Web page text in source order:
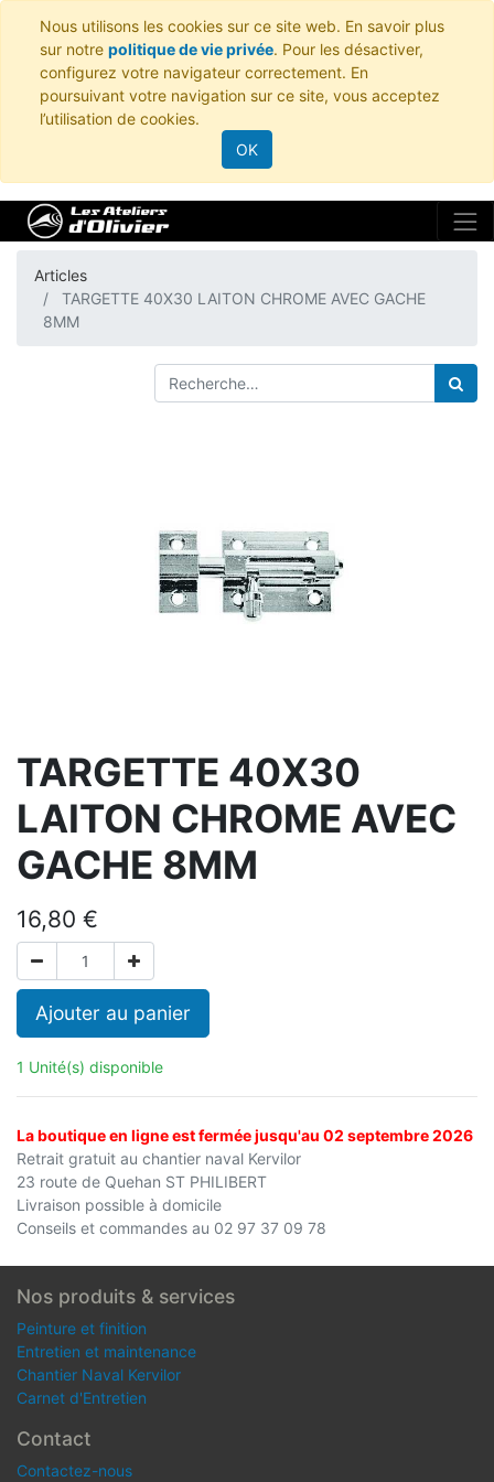
Nous utilisons les cookies sur ce site web. En savoir plus
sur notre politique de vie privée. Pour les désactiver,
configurez votre navigateur correctement. En
poursuivant votre navigation sur ce site, vous acceptez
l’utilisation de cookies.
OK
Articles
TARGETTE 40X30 LAITON CHROME AVEC GACHE
8MM
TARGETTE 40X30
LAITON CHROME AVEC
GACHE 8MM
16,80 €
Ajouter au panier
1 Unité(s) disponible
La boutique en ligne est fermée jusqu'au 02 septembre 2026
Retrait gratuit au chantier naval Kervilor
23 route de Quehan ST PHILIBERT
Livraison possible à domicile
Conseils et commandes au 02 97 37 09 78
Nos produits & services
Peinture et finition
Entretien et maintenance
Chantier Naval Kervilor
Carnet d'Entretien
Contact
Contactez-nous